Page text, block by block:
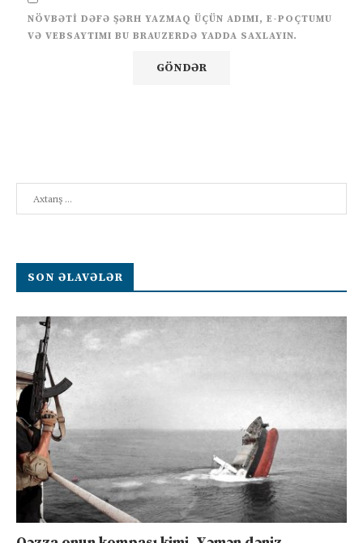
NÖVBƏTI DƏFƏ ŞƏRH YAZMAQ ÜÇÜN ADIMI, E-POÇTUMU
VƏ VEBSAYTIMI BU BRAUZERDƏ YADDA SAXLAYIN.
SON ƏLAVƏLƏR